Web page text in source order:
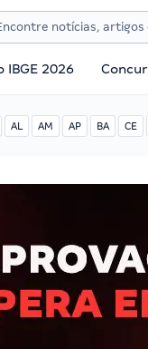
IBGE 2026
AL AM AP BA CE